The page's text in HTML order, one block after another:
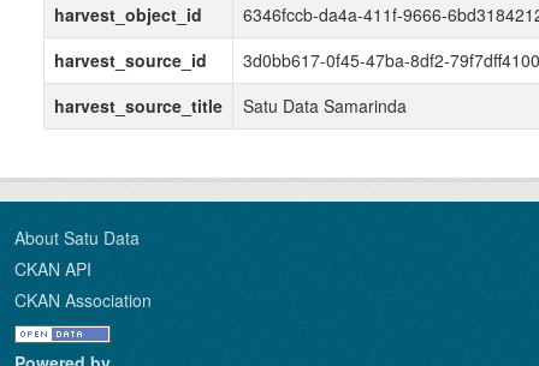
harvest_object_id
6346fccb-da4a-411f-9666-
harvest_source_id
3d0bb617-0f45-47ba-8df2-
harvest_source_title
Satu Data Samarinda
About Satu Data
CKAN API
CKAN Association